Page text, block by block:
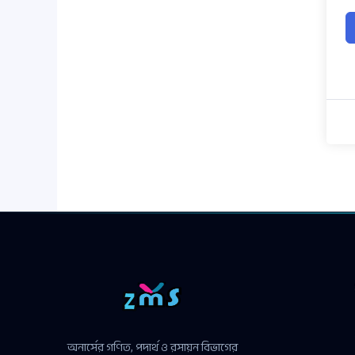
অনার্সের গণিত, পদার্থ ও রসায়ন বিভাগের